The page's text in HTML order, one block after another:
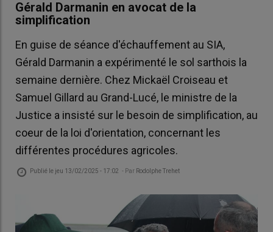
Gérald Darmanin en avocat de la
simplification
En guise de séance d'échauffement au SIA,
Gérald Darmanin a expérimenté le sol sarthois la
semaine dernière. Chez Mickaël Croiseau et
Samuel Gillard au Grand-Lucé, le ministre de la
Justice a insisté sur le besoin de simplification, au
coeur de la loi d'orientation, concernant les
différentes procédures agricoles.
Publié le jeu 13/02/2025 - 17:02 - Par Rodolphe Trehet